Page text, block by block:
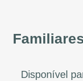
Disponível